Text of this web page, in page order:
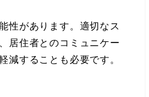
性があります。適切なス
居住者とのコミュニケー
減することも必要です。